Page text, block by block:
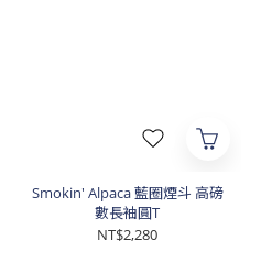
Smokin' Alpaca 藍圈煙斗 高磅
數長袖圓T
NT$2,280